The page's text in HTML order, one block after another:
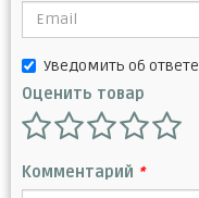
Уведомить об ответе
Оценить товар
Комментарий *